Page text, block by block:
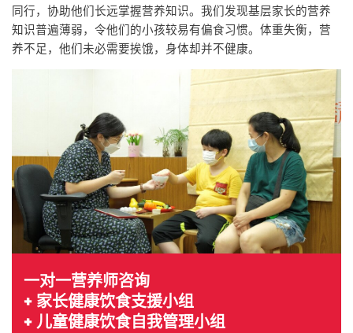
同行，协助他们长远掌握营养知识。我们发现基层家长的营养
知识普遍薄弱，令他们的小孩较易有偏食习惯。体重失衡，营
养不足，他们未必需要挨饿，身体却并不健康。
一对一营养师咨询
+ 家长健康饮食支援小组
+ 儿童健康饮食自我管理小组